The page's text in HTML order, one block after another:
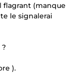
flagrant (manque
le signalerai
).